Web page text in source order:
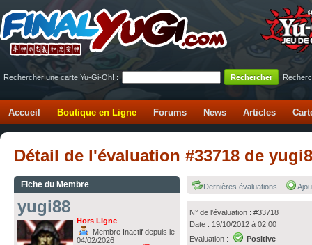
Rechercher une carte Yu-Gi-Oh! :
Accueil Boutique en Ligne Forums News Articles
Détail de l'évaluation #33718 de
Fiche du Membre
yugi88
Hors Ligne
Membre Inactif depuis le
04/02/2026
Dernières évaluations
N° de l'évaluation : #33718
Date : 19/10/2012 à 02:00
Evaluation :
Positive